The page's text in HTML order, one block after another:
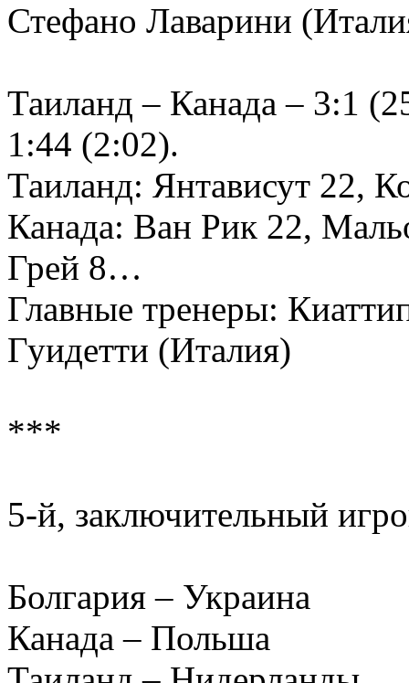
Стефано Лаварини
Таиланд – Канада – 3:1
1:44 (2:02).
Таиланд: Янтависут 22,
Канада: Ван Рик 22,
Грей 8…
Главные тренеры:
Гуидетти (Италия)
***
5-й, заключительный
Болгария – Украина
Канада – Польша